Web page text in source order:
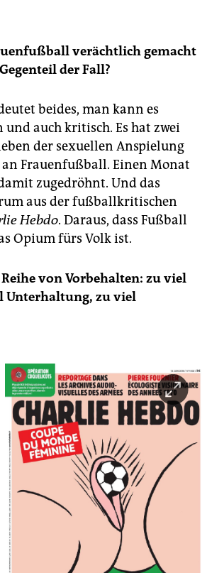
verächtlich gemacht
der Fall?
beides, man kann es
auch kritisch. Es hat zwei
der sexuellen Anspielung
Frauenfußball. Einen Monat
zugedröhnt. Und das
aus der fußballkritischen
Hebdo. Daraus, dass Fußball
Opium fürs Volk ist.
von Vorbehalten: zu viel
Unterhaltung, zu viel